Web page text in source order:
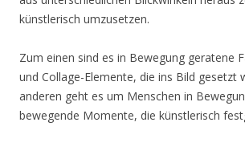
künstlerisch umzusetzen.
Zum einen sind es in Bewegung geratene
und Collage-Elemente, die ins Bild gesetzt
anderen geht es um Menschen in
bewegende Momente, die künstlerisch